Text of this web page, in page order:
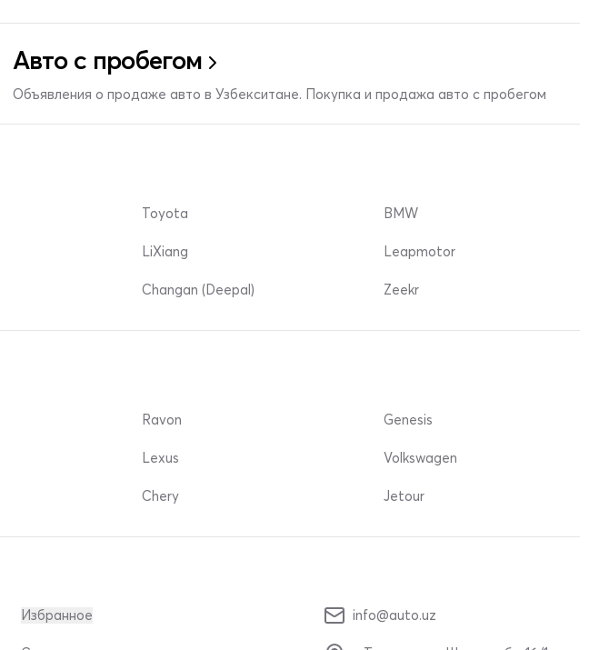
Авто с пробегом
Объявления о продаже авто в Узбекситане. Покупка и продажа авто с пробегом
Toyota
LiXiang
Changan (Deepal)
BMW
Leapmotor
Zeekr
Ravon
Lexus
Chery
Genesis
Volkswagen
Jetour
Избранное info@auto.uz